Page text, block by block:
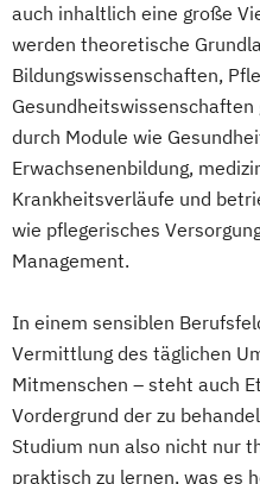
auch inhaltlich eine große
werden theoretische
Bildungswissenschaften,
durch Module wie
Erwachsenenbildung,
Krankheitsverläufe und
wie pflegerisches
Management.
In einem sensiblen
Vermittlung des täglichen
Mitmenschen – steht auch
Vordergrund der zu
Studium nun also nicht nur
praktisch zu lernen, was es